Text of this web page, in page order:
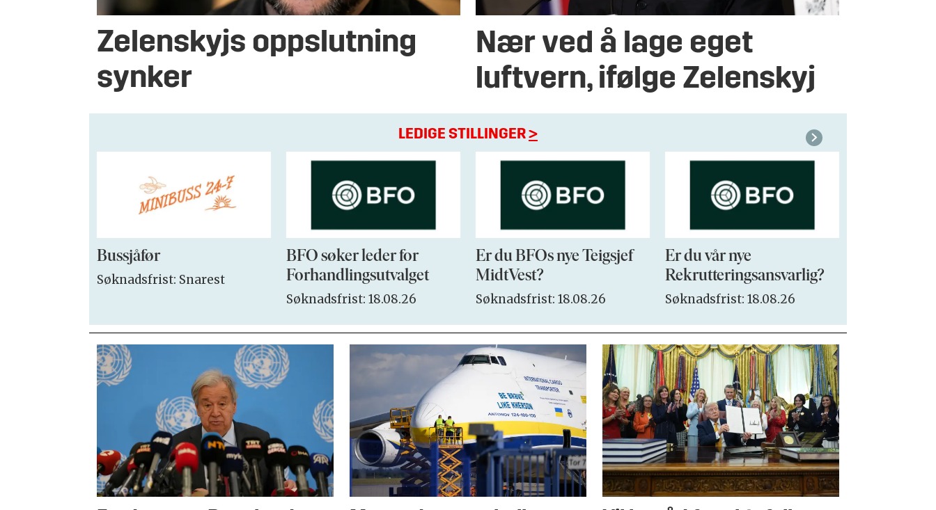
Zelenskyjs oppslutning
synker
Nær ved å lage eget
luftvern, ifølge Zelenskyj
LEDIGE STILLINGER>
Bussjåfør
Søknadsfrist: Snarest
BFO søker leder for
Forhandlingsutvalget
Søknadsfrist: 18.08.26
Er du BFOs nye Teigsjef
MidtVest?
Søknadsfrist: 18.08.26
Er du vår nye
Rekrutteringsansvarlig?
Søknadsfrist: 18.08.26